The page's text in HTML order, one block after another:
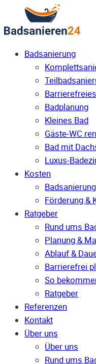
Badsanierung
Badplanung
Kleines Bad
Gäste-WC
Bad mit
Luxus-
Kosten
Förderung &
Ratgeber
Rund ums
Planung &
Ablauf &
Barrierefrei
So
Ratgeber
Referenzen
Kontakt
Über uns
Über uns
Rund ums